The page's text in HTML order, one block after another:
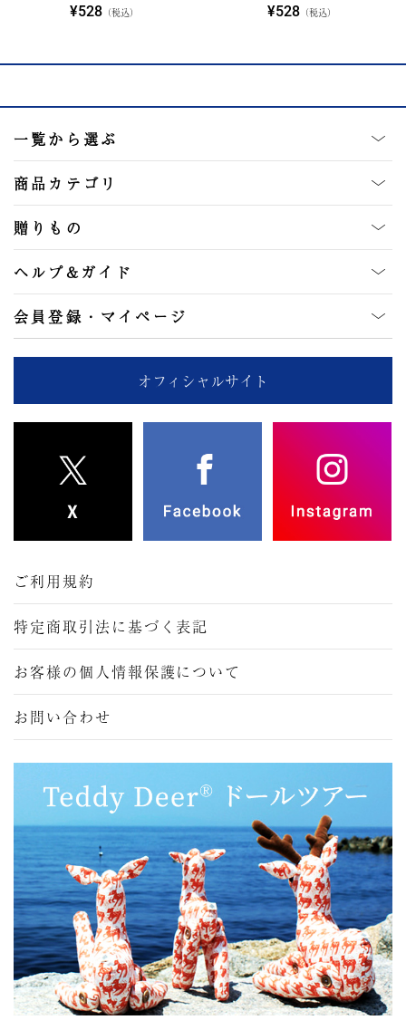
¥528（税込） ¥528 （税込）
一覧から選ぶ
商品カテゴリ
贈りもの
ヘルプ&ガイド
会員登録・マイページ
オフィシャルサイト
ご利用規約
特定商取引法に基づく表記
お客様の個人情報保護について
お問い合わせ